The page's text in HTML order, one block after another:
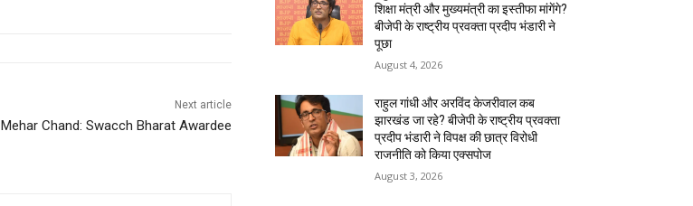
Next article
Mehar Chand: Swacch Bharat Awardee
शिक्षा मंत्री और मुख्यमंत्री का इस्तीफा मांगेंगे?
बीजेपी के राष्ट्रीय प्रवक्ता प्रदीप भंडारी ने
पूछा
August 4, 2026
राहुल गांधी और अरविंद केजरीवाल कब
झारखंड जा रहे? बीजेपी के राष्ट्रीय प्रवक्ता
प्रदीप भंडारी ने विपक्ष की छात्र विरोधी
राजनीति को किया एक्सपोज
August 3, 2026